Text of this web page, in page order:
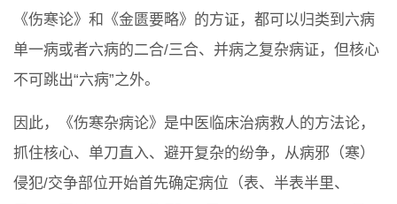
《伤寒论》和《金匮要略》的方证，都可以归类到六病
单一病或者六病的二合/三合、并病之复杂病证，但核心
不可跳出“六病”之外。
因此，《伤寒杂病论》是中医临床治病救人的方法论，
抓住核心、单刀直入、避开复杂的纷争，从病邪（寒）
侵犯/交争部位开始首先确定病位（表、半表半里、